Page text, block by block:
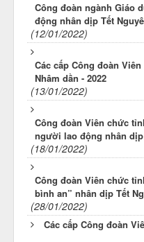
Công đoàn ngành Giáo
động nhân dịp Tết
(12/01/2022)
Các cấp Công đoàn
Nhâm dần - 2022
(13/01/2022)
Công đoàn Viên chức
người lao động nhân dịp
(18/01/2022)
Công đoàn Viên chức
bình an” nhân dịp Tết
(28/01/2022)
Các cấp Công đoàn